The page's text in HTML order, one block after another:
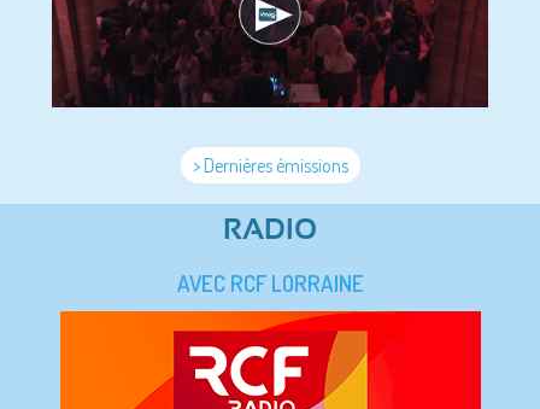
> Dernières émissions
RADIO
AVEC RCF LORRAINE